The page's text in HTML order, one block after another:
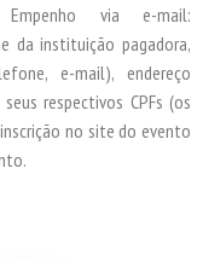
via e-mail:
da instituição pagadora,
e-mail), endereço
respectivos CPFs (os
no site do evento